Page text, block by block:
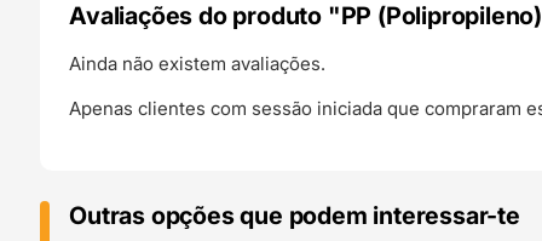
Avaliações do produto "PP
Ainda não existem avaliações.
Apenas clientes com sessão iniciada que compraram
Outras opções que podem interessar-te